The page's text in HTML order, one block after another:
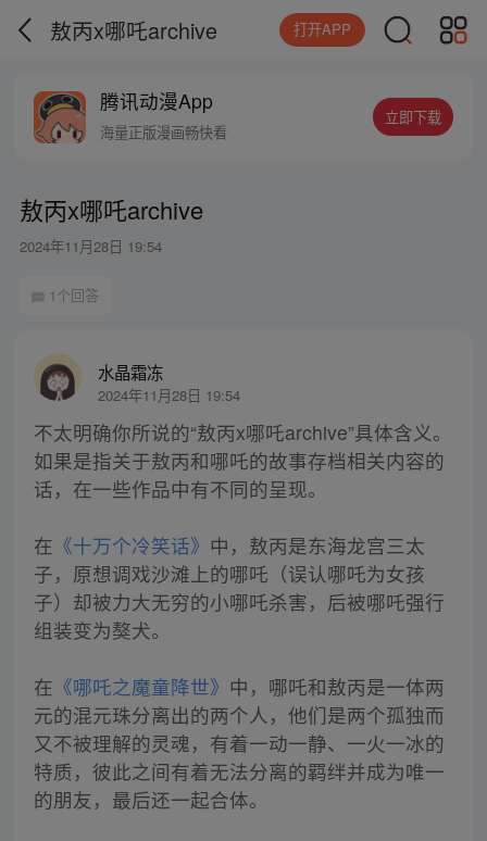
敖丙x哪吒archive 打开APP
腾讯动漫App
海量正版漫画畅快看
立即下载
敖丙x哪吒archive
2024年11月28日 19:54
1个回答
水晶霜冻
2024年11月28日 19:54
不太明确你所说的“敖丙x哪吒archive”具体含义。
如果是指关于敖丙和哪吒的故事存档相关内容的
话，在一些作品中有不同的呈现。
在 《十万个冷笑话》 中，敖丙是东海龙宫三太
子，原想调戏沙滩上的哪吒（误认哪吒为女孩
子）却被力大无穷的小哪吒杀害，后被哪吒强行
组装变为獒犬。
在 《哪吒之魔童降世》 中，哪吒和敖丙是一体两
元的混元珠分离出的两个人，他们是两个孤独而
又不被理解的灵魂，有着一动一静、一火一冰的
特质，彼此之间有着无法分离的羁绊并成为唯一
的朋友，最后还一起合体。